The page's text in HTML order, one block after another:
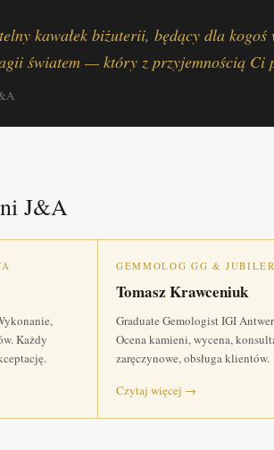
kawałek biżuterii, będący dla
światem — który z przyjemnością Ci
J&A
Każdy
GEMMOLOG GG & JUBILER
Tomasz Krawceniuk
Graduate Gemologist IGI
Ocena kamieni, wycena,
zaręczynowe, obsługa klientów.
Czytaj więcej →